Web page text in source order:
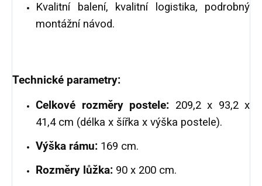
Kvalitní balení, kvalitní logistika, podrobný
montážní návod.
Technické parametry:
Celkové rozměry postele: 209,2 x 93,2 x
41,4 cm (délka x šířka x výška postele).
Výška rámu: 169 cm.
Rozměry lůžka: 90 x 200 cm.